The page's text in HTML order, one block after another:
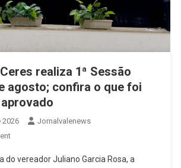
realiza 1ª Sessão
agosto; confira o que foi
2026
Jornalvalenews
On
De
do vereador Juliano Garcia Rosa, a